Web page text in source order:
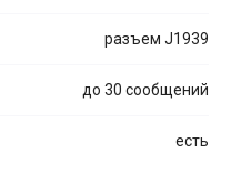
разъем J1939
до 30 сообщений
есть